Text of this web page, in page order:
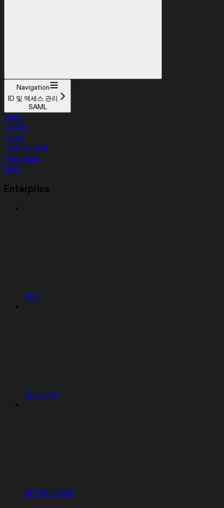
Navigation
ID 및 액세스 관리
SAML
Build
디자인
Learn
신뢰 및 결제
Enterprise
Help
Enterprise
개요
정보 보안
개인정보 설정